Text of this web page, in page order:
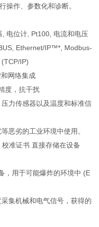
操作、参数化和诊断。
电位计, Pt100, 电流和电压
Ethernet/IP™*, Modbus-
IP)
网络集成
度，抗干扰
力传感器以及温度和标准信
恶劣的工业环境中使用。
准证书 直接存储在设备
，用于可能爆炸的环境中 (E
集机械和电气信号，获得的